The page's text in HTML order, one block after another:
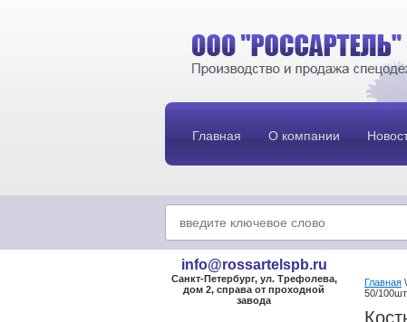
Главная О компании
info@rossartelspb.ru
Санкт-Петербург, ул. Трефолева,
дом 2, справа от проходной
завода
Главная \
50/